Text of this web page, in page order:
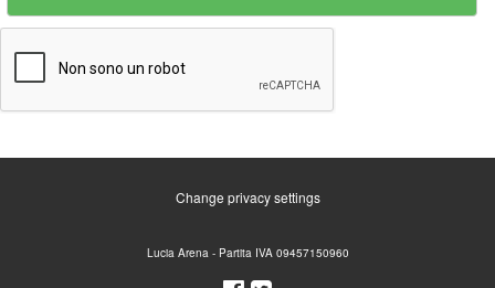
Change privacy settings
Lucia Arena - Partita IVA 09457150960